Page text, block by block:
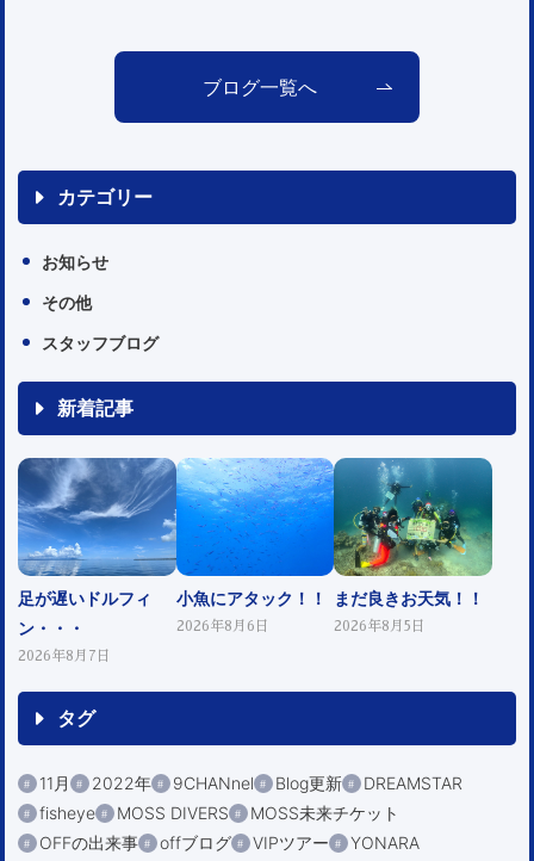
ブログ一覧へ
カテゴリー
お知らせ
その他
スタッフブログ
新着記事
足が遅いドルフィ
ン・・・
2026年8月7日
小魚にアタック！！
2026年8月6日
まだ良きお天気！！
2026年8月5日
タグ
11月 2022年 9CHANnel Blog更新
DREAMSTAR
fisheye
MOSS DIVERS
MOSS未来チケット
OFFの出来事
offブログ VIPツアー
YONARA